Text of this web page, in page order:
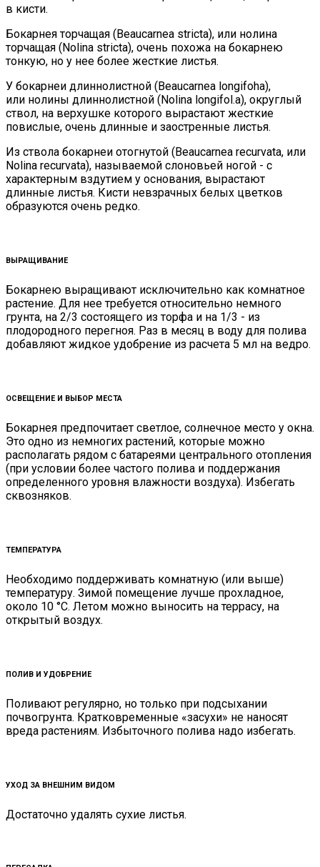
в кисти.
Бокарнея торчащая (Beaucarnea stricta), или нолина
торчащая (Nolina stricta), очень похожа на бокарнею
тонкую, но у нее более жесткие листья.
У бокарнеи длиннолистной (Beaucarnea longifoha),
или нолины длиннолистной (Nolina longifol.a), округлый
ствол, на верхушке которого вырастают жесткие
повислые, очень длинные и заостренные листья.
Из ствола бокарнеи отогнутой (Beaucarnea recurvata, или
Nolina recurvata), называемой слоновьей ногой - с
характерным вздутием у основания, вырастают
длинные листья. Кисти невзрачных белых цветков
образуются очень редко.
ВЫРАЩИВАНИЕ
Бокарнею выращивают исключительно как комнатное
растение. Для нее требуется относительно немного
грунта, на 2/3 состоящего из торфа и на 1/3 - из
плодородного перегноя. Раз в месяц в воду для полива
добавляют жидкое удобрение из расчета 5 мл на ведро.
ОСВЕЩЕНИЕ И ВЫБОР МЕСТА
Бокарнея предпочитает светлое, солнечное место у окна.
Это одно из немногих растений, которые можно
располагать рядом с батареями центрального отопления
(при условии более частого полива и поддержания
определенного уровня влажности воздуха). Избегать
сквозняков.
ТЕМПЕРАТУРА
Необходимо поддерживать комнатную (или выше)
температуру. Зимой помещение лучше прохладное,
около 10 °С. Летом можно выносить на террасу, на
открытый воздух.
ПОЛИВ И УДОБРЕНИЕ
Поливают регулярно, но только при подсыхании
почвогрунта. Кратковременные «засухи» не наносят
вреда растениям. Избыточного полива надо избегать.
УХОД ЗА ВНЕШНИМ ВИДОМ
Достаточно удалять сухие листья.